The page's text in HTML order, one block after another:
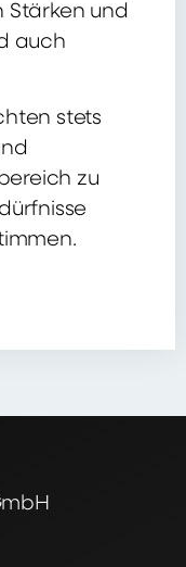
Stärken und
auch
stets
zu